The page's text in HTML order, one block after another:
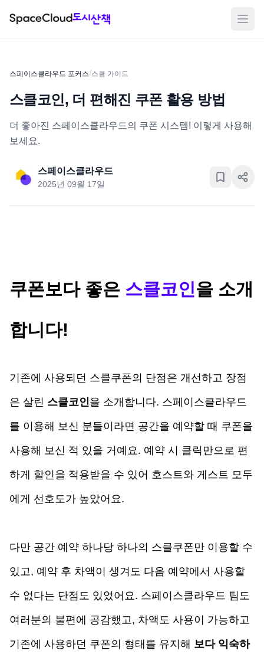
메뉴
스페이스클라우드 포커스/스클 가이드
스클코인, 더 편해진 쿠폰 활용 방법
더 좋아진 스페이스클라우드의 쿠폰 시스템! 이렇게 사용해
보세요.
스페이스클라우드
2025년 09월 17일
쿠폰보다 좋은 스클코인을 소개
합니다!
기존에 사용되던 스클쿠폰의 단점은 개선하고 장점
은 살린 스클코인을 소개합니다. 스페이스클라우드
를 이용해 보신 분들이라면 공간을 예약할 때 쿠폰을
사용해 보신 적 있을 거예요. 예약 시 클릭만으로 편
하게 할인을 적용받을 수 있어 호스트와 게스트 모두
에게 선호도가 높았어요.
다만 공간 예약 하나당 하나의 스클쿠폰만 이용할 수
있고, 예약 후 차액이 생겨도 다음 예약에서 사용할
수 없다는 단점도 있었어요. 스페이스클라우드 팀도
여러분의 불편에 공감했고, 차액도 사용이 가능하고
기존에 사용하던 쿠폰의 형태를 유지해 보다 익숙하